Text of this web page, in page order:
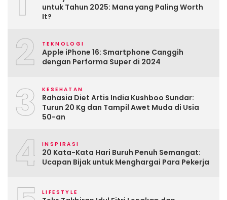
untuk Tahun 2025: Mana yang Paling Worth
It?
2 TEKNOLOGI
Apple iPhone 16: Smartphone Canggih
dengan Performa Super di 2024
3 KESEHATAN
Rahasia Diet Artis India Kushboo Sundar:
Turun 20 Kg dan Tampil Awet Muda di Usia
50-an
4 INSPIRASI
20 Kata-Kata Hari Buruh Penuh Semangat:
Ucapan Bijak untuk Menghargai Para Pekerja
LIFESTYLE